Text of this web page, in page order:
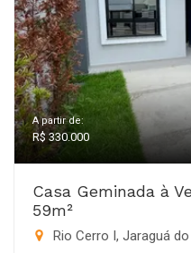
A partir de:
R$ 330.000
Casa Geminada à
59m²
Rio Cerro I, Jaraguá